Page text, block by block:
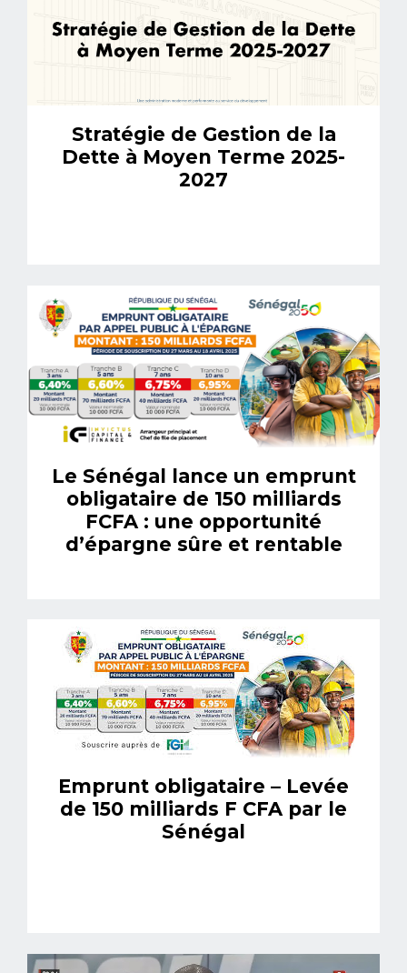
Stratégie de Gestion de la
Dette à Moyen Terme 2025-
2027
Le Sénégal lance un emprunt
obligataire de 150 milliards
FCFA : une opportunité
d’épargne sûre et rentable
Emprunt obligataire – Levée
de 150 milliards F CFA par le
Sénégal